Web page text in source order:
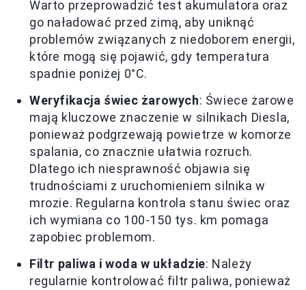
Warto przeprowadzić test akumulatora oraz
go naładować przed zimą, aby uniknąć
problemów związanych z niedoborem energii,
które mogą się pojawić, gdy temperatura
spadnie poniżej 0°C.
Weryfikacja świec żarowych: Świece żarowe
mają kluczowe znaczenie w silnikach Diesla,
ponieważ podgrzewają powietrze w komorze
spalania, co znacznie ułatwia rozruch.
Dlatego ich niesprawność objawia się
trudnościami z uruchomieniem silnika w
mrozie. Regularna kontrola stanu świec oraz
ich wymiana co 100-150 tys. km pomaga
zapobiec problemom.
Filtr paliwa i woda w układzie: Należy
regularnie kontrolować filtr paliwa, ponieważ